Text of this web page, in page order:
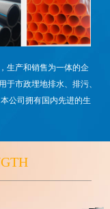
生产和销售为一体的企
于市政埋地排水、排污、
公司拥有国内先进的生